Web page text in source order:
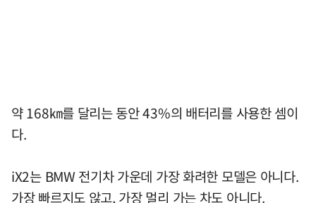
약 168㎞를 달리는 동안 43%의 배터리를 사용한 셈이
다.
iX2는 BMW 전기차 가운데 가장 화려한 모델은 아니다.
가장 빠르지도 않고, 가장 멀리 가는 차도 아니다.